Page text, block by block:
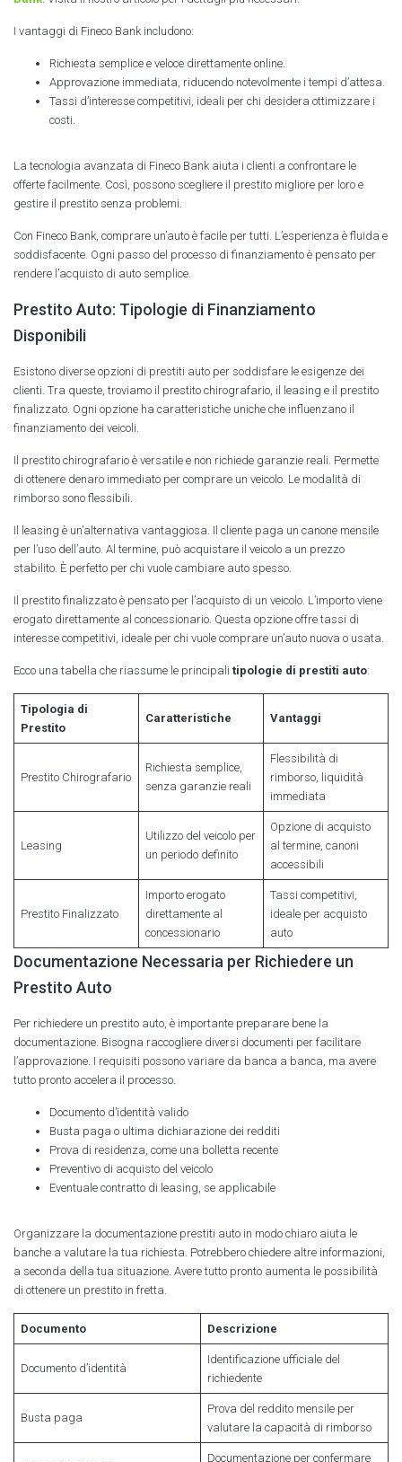
I vantaggi di Fineco Bank includono:
Richiesta semplice e veloce direttamente online.
Approvazione immediata, riducendo notevolmente i tempi d’attesa.
Tassi d’interesse competitivi, ideali per chi desidera ottimizzare i
costi.
La tecnologia avanzata di Fineco Bank aiuta i clienti a confrontare le
offerte facilmente. Così, possono scegliere il prestito migliore per loro e
gestire il prestito senza problemi.
Con Fineco Bank, comprare un’auto è facile per tutti. L’esperienza è fluida e
soddisfacente. Ogni passo del processo di finanziamento è pensato per
rendere l’acquisto di auto semplice.
Prestito Auto: Tipologie di Finanziamento
Disponibili
Esistono diverse opzioni di prestiti auto per soddisfare le esigenze dei
clienti. Tra queste, troviamo il prestito chirografario, il leasing e il prestito
finalizzato. Ogni opzione ha caratteristiche uniche che influenzano il
finanziamento dei veicoli.
Il prestito chirografario è versatile e non richiede garanzie reali. Permette
di ottenere denaro immediato per comprare un veicolo. Le modalità di
rimborso sono flessibili.
Il leasing è un’alternativa vantaggiosa. Il cliente paga un canone mensile
per l’uso dell’auto. Al termine, può acquistare il veicolo a un prezzo
stabilito. È perfetto per chi vuole cambiare auto spesso.
Il prestito finalizzato è pensato per l’acquisto di un veicolo. L’importo viene
erogato direttamente al concessionario. Questa opzione offre tassi di
interesse competitivi, ideale per chi vuole comprare un’auto nuova o usata.
Ecco una tabella che riassume le principali tipologie di prestiti auto:
Tipologia di
Prestito
Caratteristiche Vantaggi
Prestito Chirografario
Richiesta semplice,
senza garanzie reali
Flessibilità di
rimborso, liquidità
immediata
Leasing
Utilizzo del veicolo per
un periodo definito
Opzione di acquisto
al termine, canoni
accessibili
Prestito Finalizzato
Importo erogato
direttamente al
concessionario
Tassi competitivi,
ideale per acquisto
auto
Documentazione Necessaria per Richiedere un
Prestito Auto
Per richiedere un prestito auto, è importante preparare bene la
documentazione. Bisogna raccogliere diversi documenti per facilitare
l’approvazione. I requisiti possono variare da banca a banca, ma avere
tutto pronto accelera il processo.
Documento d’identità valido
Busta paga o ultima dichiarazione dei redditi
Prova di residenza, come una bolletta recente
Preventivo di acquisto del veicolo
Eventuale contratto di leasing, se applicabile
Organizzare la documentazione prestiti auto in modo chiaro aiuta le
banche a valutare la tua richiesta. Potrebbero chiedere altre informazioni,
a seconda della tua situazione. Avere tutto pronto aumenta le possibilità
di ottenere un prestito in fretta.
Documento Descrizione
Documento d’identità
Identificazione ufficiale del
richiedente
Busta paga
Prova del reddito mensile per
valutare la capacità di rimborso
Documentazione per confermare